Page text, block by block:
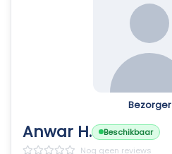
Bezorger
Anwar H.
Beschikbaar
Nog geen reviews